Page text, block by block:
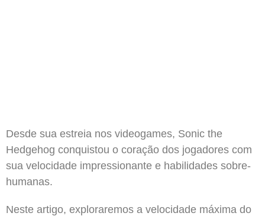
Desde sua estreia nos videogames, Sonic the
Hedgehog conquistou o coração dos jogadores com
sua velocidade impressionante e habilidades sobre-
humanas.
Neste artigo, exploraremos a velocidade máxima do